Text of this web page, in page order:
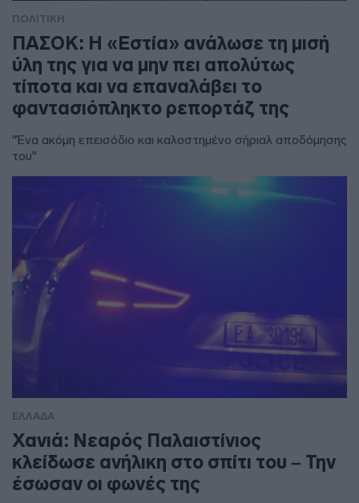
ΠΟΛΙΤΙΚΗ
ΠΑΣΟΚ: Η «Εστία» ανάλωσε τη μισή
ύλη της για να μην πει απολύτως
τίποτα και να επαναλάβει το
φαντασιόπληκτο ρεπορτάζ της
"Ένα ακόμη επεισόδιο και καλοστημένο σήριαλ αποδόμησης
του"
ΕΛΛΑΔΑ
Χανιά: Νεαρός Παλαιστίνιος
κλείδωσε ανήλικη στο σπίτι του – Την
έσωσαν οι φωνές της